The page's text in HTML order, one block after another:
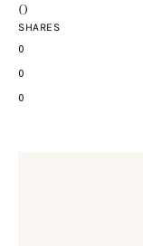
0
SHARES
0
0
0